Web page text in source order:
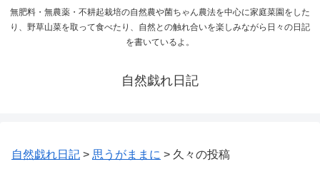
無肥料・無農薬・不耕起栽培の自然農や菌ちゃん農法を中心に家庭菜園をした
り、野草山菜を取って食べたり、自然との触れ合いを楽しみながら日々の日記
を書いているよ。
自然戯れ日記
自然戯れ日記 > 思うがままに > 久々の投稿